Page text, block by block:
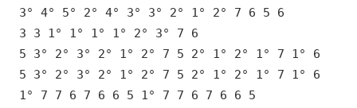
3° 4° 5° 2° 4° 3° 3° 2° 1° 2° 7 6 5 6
3 3 1° 1° 1° 1° 2° 3° 7 6
5 3° 2° 3° 2° 1° 2° 7 5 2° 1° 2° 1° 7 1° 6
5 3° 2° 3° 2° 1° 2° 7 5 2° 1° 2° 1° 7 1° 6
1° 7 7 6 7 6 6 5 1° 7 7 6 7 6 6 5